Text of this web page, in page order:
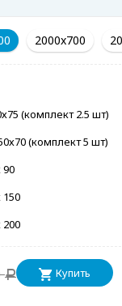
2000x700
(комплект 2.5 шт)
(комплект 5 шт)
90
Р Купить